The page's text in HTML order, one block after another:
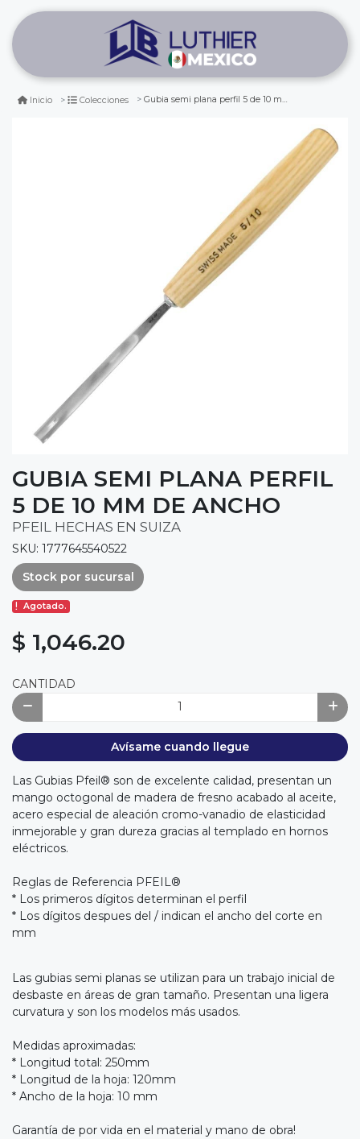
Inicio Colecciones Gubia semi plana perfil 5 de 10 mm de ancho
GUBIA SEMI PLANA PERFIL
5 DE 10 MM DE ANCHO
PFEIL HECHAS EN SUIZA
SKU: 1777645540522
Stock por sucursal
Agotado.
$ 1,046.20
CANTIDAD
Avísame cuando llegue
Las Gubias Pfeil® son de excelente calidad, presentan un
mango octogonal de madera de fresno acabado al aceite,
acero especial de aleación cromo-vanadio de elasticidad
inmejorable y gran dureza gracias al templado en hornos
eléctricos.
Reglas de Referencia PFEIL®
* Los primeros dígitos determinan el perfil
* Los dígitos despues del / indican el ancho del corte en
mm
Las gubias semi planas se utilizan para un trabajo inicial de
desbaste en áreas de gran tamaño. Presentan una ligera
curvatura y son los modelos más usados.
Medidas aproximadas:
* Longitud total: 250mm
* Longitud de la hoja: 120mm
* Ancho de la hoja: 10 mm
Garantía de por vida en el material y mano de obra!